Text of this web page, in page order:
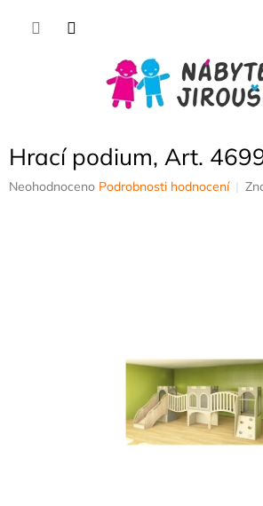
Hrací podium, Art.
Průměrné
Neohodnoceno Podrobnosti hodnocení